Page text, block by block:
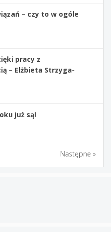
– czy to w ogóle
pracy z
– Elżbieta Strzyga-
już są!
Następne »